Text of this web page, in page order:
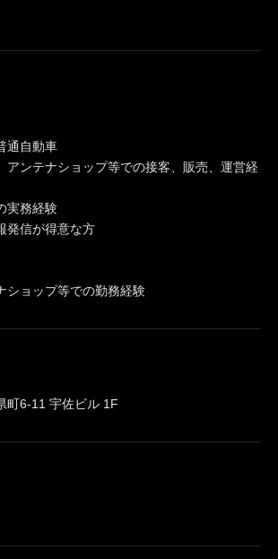
通自動車
アンテナショップ等での接客、販売、運営経
実務経験
発信が得意な方
ショップ等での勤務経験
町6-11 宇佐ビル 1F